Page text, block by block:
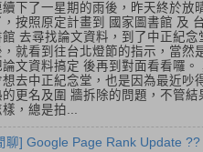
續下了一星期的雨後，昨天終於放
，按照原定計畫到 國家圖書館 及
館 去尋找論文資料，到了中正紀念
，就看到往台北燈節的指示，當然
論文資料搞定 後再到對面看看囉。
想去中正紀念堂，也是因為最近吵
的更名及圍 牆拆除的問題，不管結
樣，總是拍...
聊] Google Page Rank Update ??